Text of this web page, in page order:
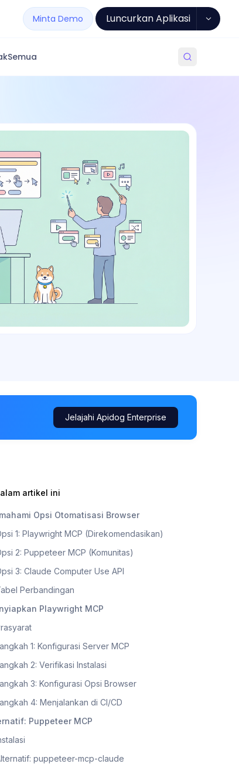
Minta Demo Luncurkan Aplikasi
Semua
Jelajahi Apidog Enterprise
artikel ini
Opsi Otomatisasi Browser
1: Playwright MCP (Direkomendasikan)
2: Puppeteer MCP (Komunitas)
3: Claude Computer Use API
Perbandingan
Playwright MCP
1: Konfigurasi Server MCP
2: Verifikasi Instalasi
3: Konfigurasi Opsi Browser
4: Menjalankan di CI/CD
Puppeteer MCP
puppeteer-mcp-claude